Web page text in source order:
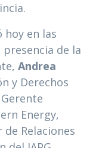
hoy en las
presencia de la
Andrea
y Derechos
Gerente
Energy,
Relaciones